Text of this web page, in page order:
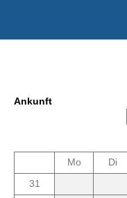
Ankunft
Mo
Di
31